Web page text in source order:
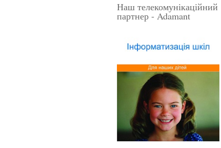
Наш телекомунікаційний
партнер - Adamant